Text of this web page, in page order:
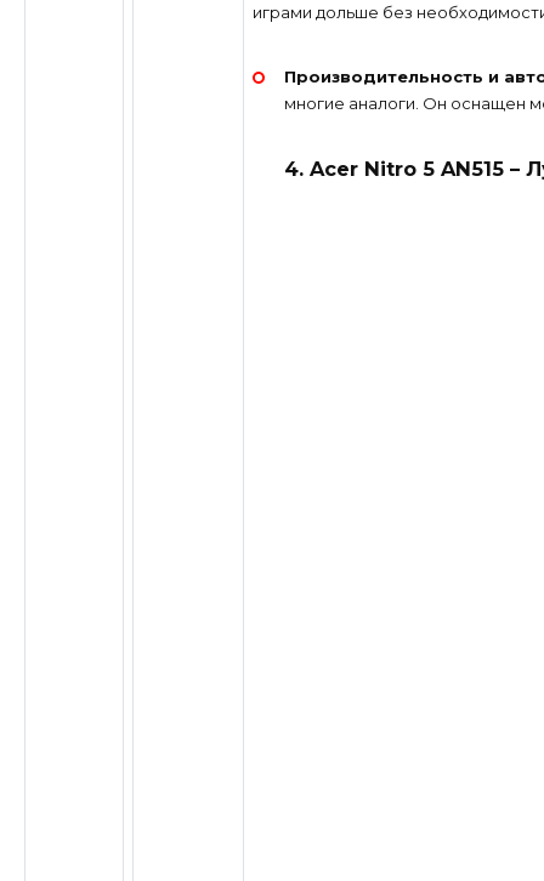
играми дольше без
Производительность и
многие аналоги. Он оснащен
4. Acer Nitro 5 AN515 –